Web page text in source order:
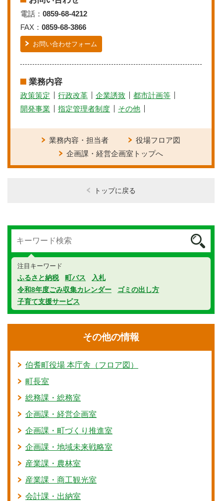
電話： 0859-68-4212
FAX： 0859-68-3866
お問い合わせフォーム
業務内容
政策策定 行政改革 企業誘致
都市計画等
開発事業
指定管理者制度 その他
業務内容・担当者
役場フロア図
企画課・経営企画室トップへ
トップに戻る
注目キーワード
ふるさと納税 町バス
入札
令和8年度ごみ収集カレンダー
ゴミの出し方
子育て支援サービス
その他の情報
伯耆町役場 本庁舎（フロア図）
町長室
総務課・総務室
企画課・経営企画室
企画課・町づくり推進室
企画課・地域未来戦略室
産業課・農林室
産業課・商工観光室
会計課・出納室